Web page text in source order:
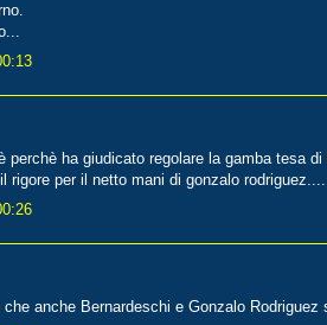
perchè ha giudicato regolare la gamba tesa
rigore per il netto mani di gonzalo
anche Bernardeschi e Gonzalo Rodriguez